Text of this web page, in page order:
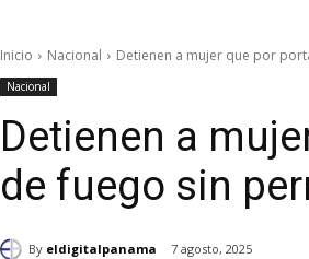
Inicio Nacional Detienen a mujer que por
Nacional
Detienen a
de fuego sin
By eldigitalpanama 7 agosto, 2025